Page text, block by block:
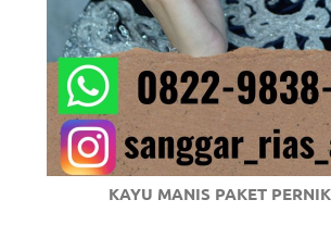
these
guys
KAYU MANIS PAKET